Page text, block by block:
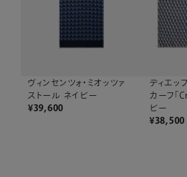
ヴィンセンツォ・ミオッツァ
ストール ネイビー
¥39,600
ディエッ
カーフ「
ビー
¥38,500